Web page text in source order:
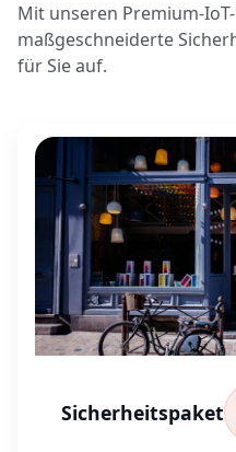
Mit unseren Premium-
maßgeschneiderte
für Sie auf.
Sicherheitspaket